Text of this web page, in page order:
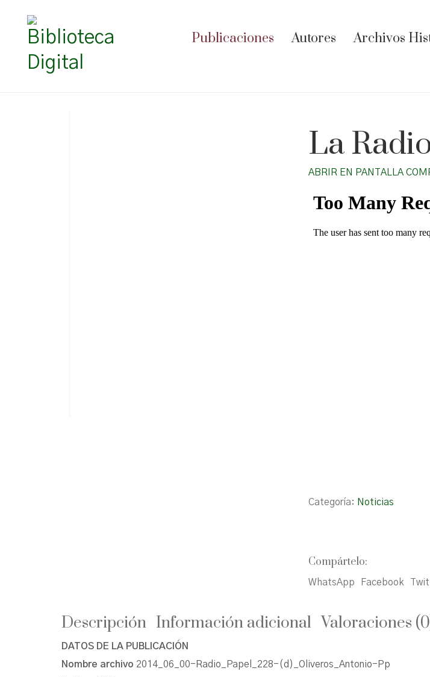
Publicaciones Autores Archivos
La
ABRIR EN PANTALLA
Categoría: Noticias
Compártelo:
WhatsApp Facebook
Descripción Información adicional Valoraciones
DATOS DE LA PUBLICACIÓN
Nombre archivo 2014_06_00-Radio_Papel_228-(d)_Oliveros_Antonio-Pp